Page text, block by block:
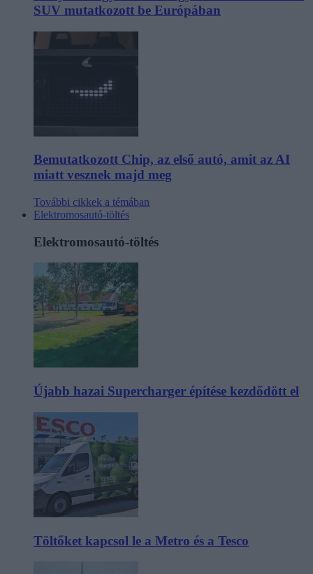
SUV mutatkozott be Európában
Bemutatkozott Chip, az első autó, amit az AI
miatt vesznek majd meg
További cikkek a témában
Elektromosautó-töltés
Elektromosautó-töltés
Újabb hazai Supercharger építése kezdődött el
Töltőket kapcsol le a Metro és a Tesco